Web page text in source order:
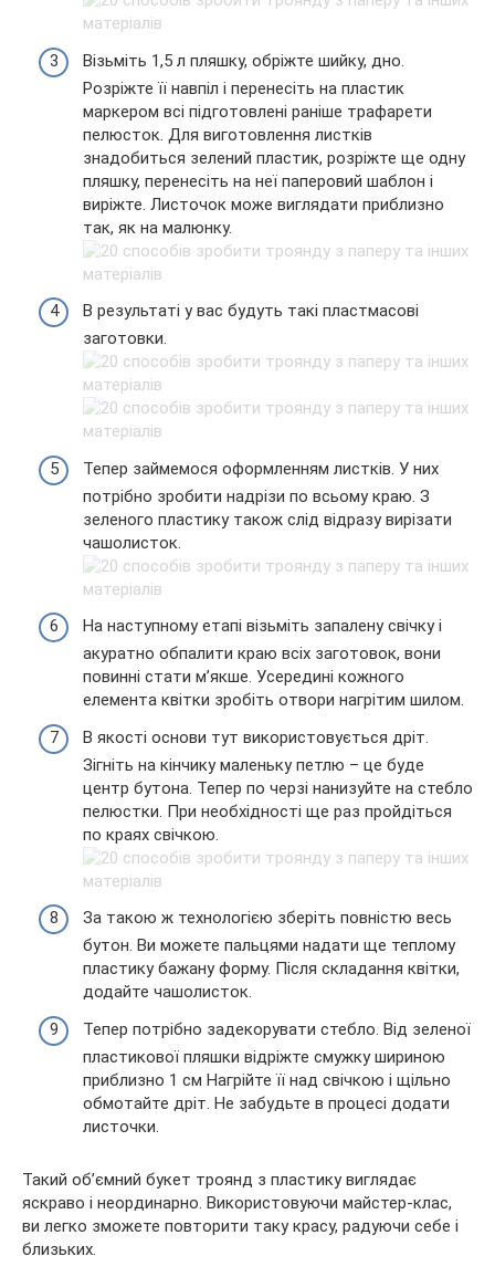
Візьміть 1,5 л пляшку, обріжте шийку, дно.
Розріжте її навпіл і перенесіть на пластик
маркером всі підготовлені раніше трафарети
пелюсток. Для виготовлення листків
знадобиться зелений пластик, розріжте ще одну
пляшку, перенесіть на неї паперовий шаблон і
виріжте. Листочок може виглядати приблизно
так, як на малюнку.
В результаті у вас будуть такі пластмасові
заготовки.
Тепер займемося оформленням листків. У них
потрібно зробити надрізи по всьому краю. З
зеленого пластику також слід відразу вирізати
чашолисток.
На наступному етапі візьміть запалену свічку і
акуратно обпалити краю всіх заготовок, вони
повинні стати м’якше. Усередині кожного
елемента квітки зробіть отвори нагрітим шилом.
В якості основи тут використовується дріт.
Зігніть на кінчику маленьку петлю – це буде
центр бутона. Тепер по черзі нанизуйте на стебло
пелюстки. При необхідності ще раз пройдіться
по краях свічкою.
За такою ж технологією зберіть повністю весь
бутон. Ви можете пальцями надати ще теплому
пластику бажану форму. Після складання квітки,
додайте чашолисток.
Тепер потрібно задекорувати стебло. Від зеленої
пластикової пляшки відріжте смужку шириною
приблизно 1 см Нагрійте її над свічкою і щільно
обмотайте дріт. Не забудьте в процесі додати
листочки.
Такий об’ємний букет троянд з пластику виглядає
яскраво і неординарно. Використовуючи майстер-клас,
ви легко зможете повторити таку красу, радуючи себе і
близьких.